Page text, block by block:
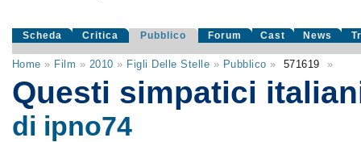
Scheda Critica Pubblico Forum Cast News
Home » Film » 2010 » Figli Delle Stelle » Pubblico » 571619 »
Questi simpatici
di ipno74